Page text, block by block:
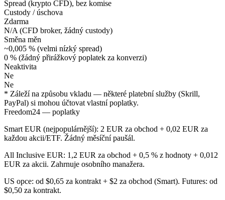
Spread (krypto CFD), bez komise
Custody / úschova
Zdarma
N/A (CFD broker, žádný custody)
Směna měn
~0,005 % (velmi nízký spread)
0 % (žádný přirážkový poplatek za konverzi)
Neaktivita
Ne
Ne
* Záleží na způsobu vkladu — některé platební služby (Skrill,
PayPal) si mohou účtovat vlastní poplatky.
Freedom24 — poplatky
Smart EUR (nejpopulárnější): 2 EUR za obchod + 0,02 EUR za
každou akcii/ETF. Žádný měsíční paušál.
All Inclusive EUR: 1,2 EUR za obchod + 0,5 % z hodnoty + 0,012
EUR za akcii. Zahrnuje osobního manažera.
US opce: od $0,65 za kontrakt + $2 za obchod (Smart). Futures: od
$0,50 za kontrakt.